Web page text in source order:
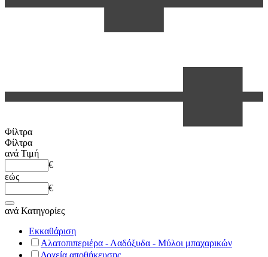
Φίλτρα
Φίλτρα
ανά Τιμή
€
εώς
€
ανά Κατηγορίες
Εκκαθάριση
Αλατοπιπεριέρα - Λαδόξυδα - Μύλοι μπαχαρικών